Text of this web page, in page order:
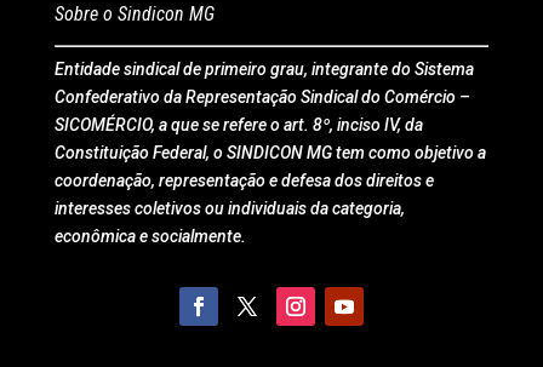
Sobre o Sindicon MG
Entidade sindical de primeiro grau, integrante do Sistema
Confederativo da Representação Sindical do Comércio –
SICOMÉRCIO, a que se refere o art. 8º, inciso IV, da
Constituição Federal, o SINDICON MG tem como objetivo a
coordenação, representação e defesa dos direitos e
interesses coletivos ou individuais da categoria,
econômica e socialmente.